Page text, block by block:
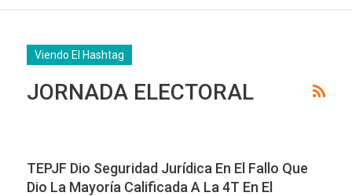
Viendo El Hashtag
JORNADA ELECTORAL
TEPJF Dio Seguridad Jurídica En El Fallo Que
Dio La Mayoría Calificada A La 4T En El